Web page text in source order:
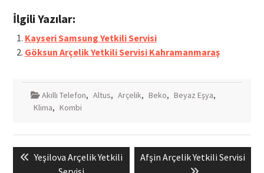
İlgili Yazılar:
Kayseri Samsung Yetkili Servisi
Göksun Arçelik Yetkili Servisi Kahramanmaraş
Akıllı Telefon, Altus, Arçelik, Beko, Beyaz Eşya,
Klima, Kombi
gezinmesi
Previous
Yeşilova Arçelik Yetkili
Next
Afşin Arçelik Yetkili Servisi